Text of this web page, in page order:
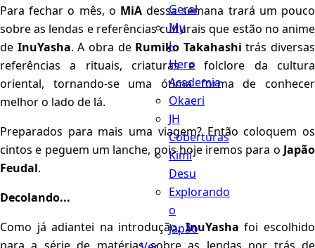
Geral
My
J-
Hero
Academia
Okaeri
JH
Coberturas
Kimi
Desu
Explorando
o
Japão
Para fechar o mês, o MiA dessa semana trará um pouco
sobre as lendas e referências culturais que estão no anime
de InuYasha. A obra de Rumiko Takahashi trás diversas
referências a rituais, criaturas e folclore da cultura
oriental, tornando-se uma ótima forma de conhecer
melhor o lado de lá.
Preparados para mais uma viagem? Então coloquem os
cintos e peguem um lanche, pois hoje iremos para o Japão
Feudal.
Decolando...
Como já adiantei na introdução,InuYasha foi escolhido